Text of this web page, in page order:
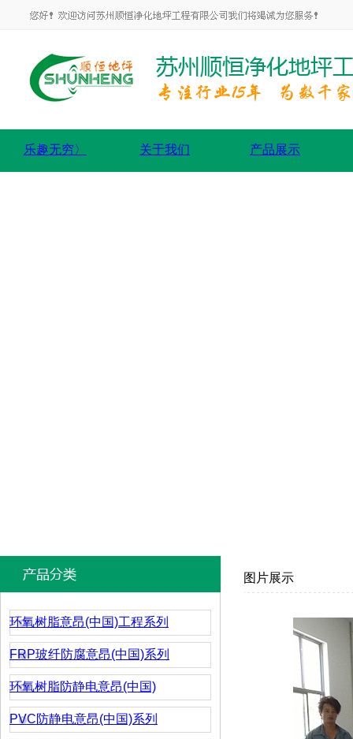
乐趣无穷〉 关于我们 产品展示
环氧树脂意昂(中国)工程系列
FRP玻纤防腐意昂(中国)系列
环氧树脂防静电意昂(中国)
PVC防静电意昂(中国)系列
图片展示